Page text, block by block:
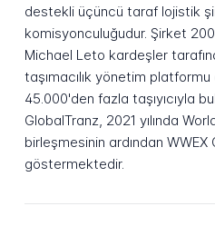
destekli üçüncü taraf lojistik
komisyonculuğudur. Şirket
Michael Leto kardeşler
taşımacılık yönetim platformu
45.000'den fazla taşıyıcıyla
GlobalTranz, 2021 yılında
birleşmesinin ardından
göstermektedir.